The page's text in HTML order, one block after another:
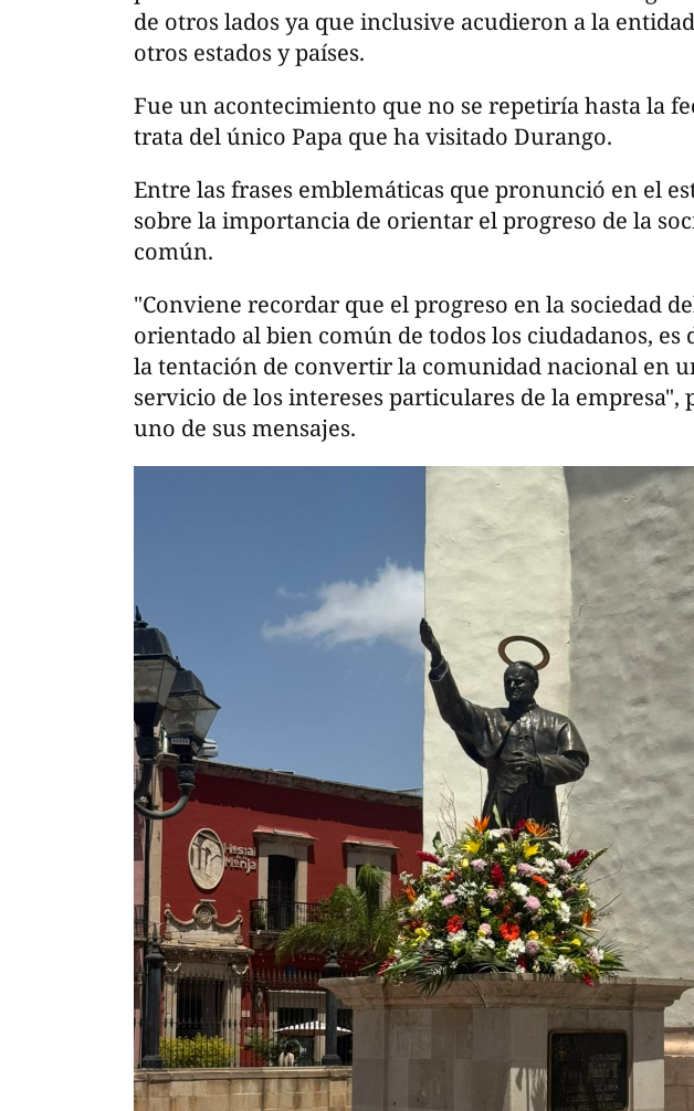
de otros lados ya que inclusive acudieron a la
otros estados y países.
Fue un acontecimiento que no se repetiría hasta la
trata del único Papa que ha visitado Durango.
Entre las frases emblemáticas que pronunció en el
sobre la importancia de orientar el progreso de la
común.
"Conviene recordar que el progreso en la sociedad
orientado al bien común de todos los ciudadanos, es
la tentación de convertir la comunidad nacional en
servicio de los intereses particulares de la empresa",
uno de sus mensajes.